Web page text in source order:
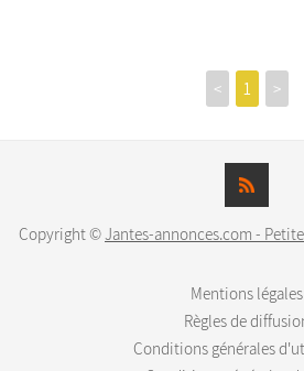
< 1 >
Copyright ©Jantes-annonces.com -
Mentions légales
Règles de
Conditions générales